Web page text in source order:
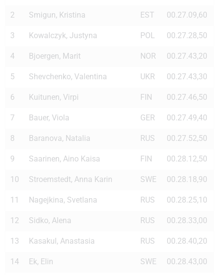
2 Smigun, Kristina EST 00.27.09,60
3 Kowalczyk, Justyna POL 00.27.28,50
4 Bjoergen, Marit NOR 00.27.43,20
5 Shevchenko, Valentina UKR 00.27.43,30
6 Kuitunen, Virpi FIN 00.27.46,50
7 Bauer, Viola GER 00.27.49,40
8 Baranova, Natalia RUS 00.27.52,50
9 Saarinen, Aino Kaisa FIN 00.28.12,50
10 Stroemstedt, Anna Karin SWE 00.28.18,90
11 Nagejkina, Svetlana RUS 00.28.25,10
12 Sidko, Alena RUS 00.28.33,00
13 Kasakul, Anastasia RUS 00.28.40,20
14 Ek, Elin SWE 00.28.43,00